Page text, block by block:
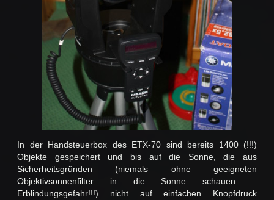
In der Handsteuerbox des ETX-70 sind bereits 1400 (!!!)
Objekte gespeichert und bis auf die Sonne, die aus
Sicherheitsgründen (niemals ohne geeigneten
Objektivsonnenfilter in die Sonne schauen –
Erblindungsgefahr!!!) nicht auf einfachen Knopfdruck